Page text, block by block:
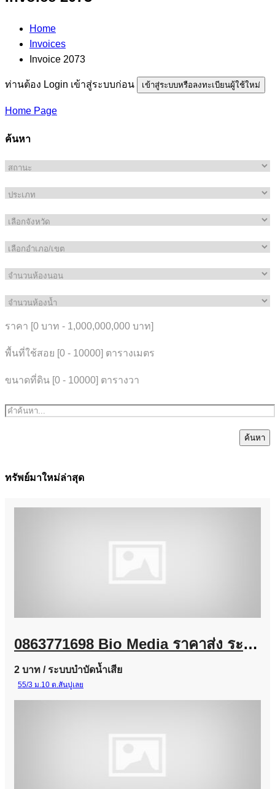
Home
Invoices
Invoice 2073
ท่านต้อง Login เข้าสู่ระบบก่อน เข้าสู่ระบบหรือลงทะเบียนผู้ใช้ใหม่
Home Page
ค้นหา
ราคา [0 บาท - 1,000,000,000 บาท]
พื้นที่ใช้สอย [0 - 10000] ตารางเมตร
ขนาดที่ดิน [0 - 10000] ตารางวา
ค้นหา
ทรัพย์มาใหม่ล่าสุด
0863771698 Bio Media ราคาส่ง ระบบบำบัดน้ำเสีย โรงงานอุตสาหกรรม และงานโครงการ
2 บาท / ระบบบำบัดน้ำเสีย
55/3 ม.10 ต.สันปูเลย